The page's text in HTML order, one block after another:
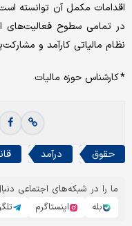
اقدامات مکمل آن توانسته
در تمامی سطوح فعالیت‌های
نظام مالیاتی کارآمد و
* کارشناس حوزه مالیات
حقوق درآمد
ما را در شبکه‌های اجتماعی
بله
اینستاگرم